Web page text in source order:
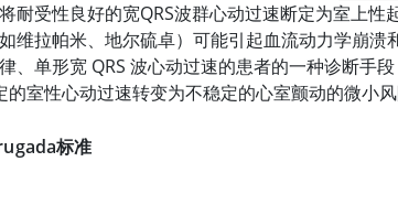
耐受性良好的宽QRS波群心动过速断定为室上
维拉帕米、地尔硫卓）可能引起血流动力学崩溃
、单形宽 QRS 波心动过速的患者的一种诊断手
的室性心动过速转变为不稳定的心室颤动的微小
标准